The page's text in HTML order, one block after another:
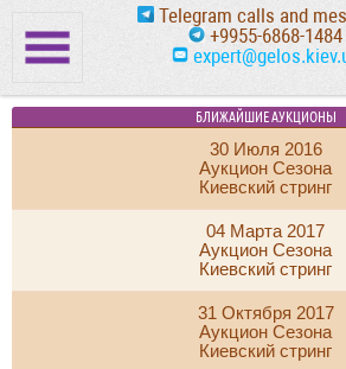
Telegram calls and
+9955-6868-1484
БЛИЖАЙШИЕ АУКЦИОНЫ
30 Июля 2016
Аукцион Сезона
Киевский стринг
04 Марта 2017
Аукцион Сезона
Киевский стринг
31 Октября 2017
Аукцион Сезона
Киевский стринг